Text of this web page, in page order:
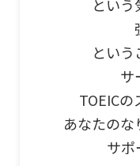
とい
とい
サ
TOEIC
あなたの
サポ